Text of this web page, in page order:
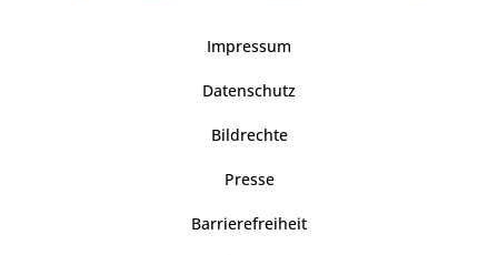
Impressum
Datenschutz
Bildrechte
Presse
Barrierefreiheit